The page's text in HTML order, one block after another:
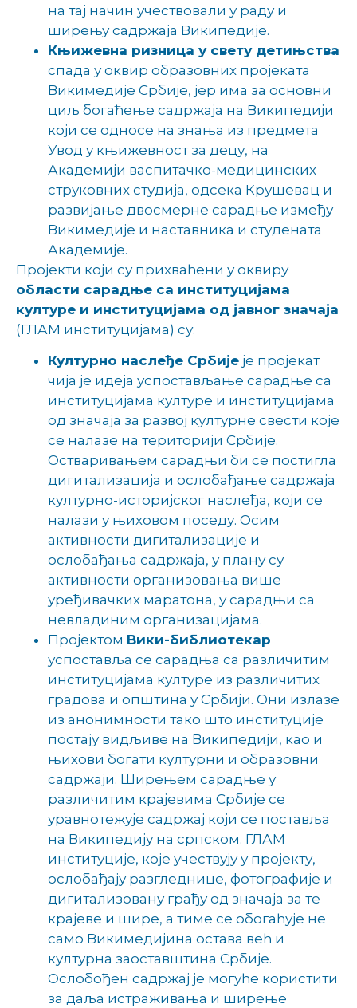
на тај начин учествовали у раду и
ширењу садржаја Википедије.
Књижевна ризница у свету детињства
спада у оквир образовних пројеката
Викимедије Србије, јер има за основни
циљ богаћење садржаја на Википедији
који се односе на знања из предмета
Увод у књижевност за децу, на
Академији васпитачко-медицинских
струковних студија, одсека Крушевац и
развијање двосмерне сарадње између
Викимедије и наставника и студената
Академије.
Пројекти који су прихваћени у оквиру
области сарадње са институцијама
културе и институцијама од јавног значаја
(ГЛАМ институцијама) су:
Културно наслеђе Србије је пројекат
чија је идеја успостављање сарадње са
институцијама културе и институцијама
од значаја за развој културне свести које
се налазе на територији Србије.
Остваривањем сарадњи би се постигла
дигитализација и ослобађање садржаја
културно-историјског наслеђа, који се
налази у њиховом поседу. Осим
активности дигитализације и
ослобађања садржаја, у плану су
активности организовања више
уређивачких маратона, у сарадњи са
невладиним организацијама.
Пројектом Вики-библиотекар
успоставља се сарадња са различитим
институцијама културе из различитих
градова и општина у Србији. Они излазе
из анонимности тако што институције
постају видљиве на Википедији, као и
њихови богати културни и образовни
садржаји. Ширењем сарадње у
различитим крајевима Србије се
уравнотежује садржај који се поставља
на Википедију на српском. ГЛАМ
институције, које учествују у пројекту,
ослобађају разгледнице, фотографије и
дигитализовану грађу од значаја за те
крајеве и шире, а тиме се обогаћује не
само Викимедијина остава већ и
културна заоставштина Србије.
Ослобођен садржај је могуће користити
за даља истраживања и ширење